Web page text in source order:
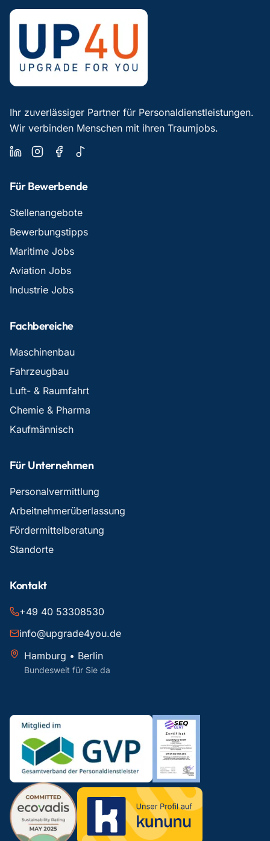
Ihr zuverlässiger Partner für Personaldienstleistungen.
Wir verbinden Menschen mit ihren Traumjobs.
Für Bewerbende
Stellenangebote
Bewerbungstipps
Maritime Jobs
Aviation Jobs
Industrie Jobs
Fachbereiche
Maschinenbau
Fahrzeugbau
Luft- & Raumfahrt
Chemie & Pharma
Kaufmännisch
Für Unternehmen
Personalvermittlung
Arbeitnehmerüberlassung
Fördermittelberatung
Standorte
Kontakt
+49 40 53308530
info@upgrade4you.de
Hamburg • Berlin
Bundesweit für Sie da